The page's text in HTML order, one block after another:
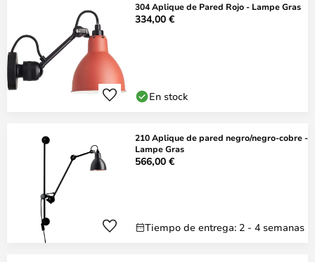
304 Aplique de Pared Rojo - Lampe Gras
334,00 €
En stock
210 Aplique de pared negro/negro-cobre -
Lampe Gras
566,00 €
Tiempo de entrega: 2 - 4 semanas